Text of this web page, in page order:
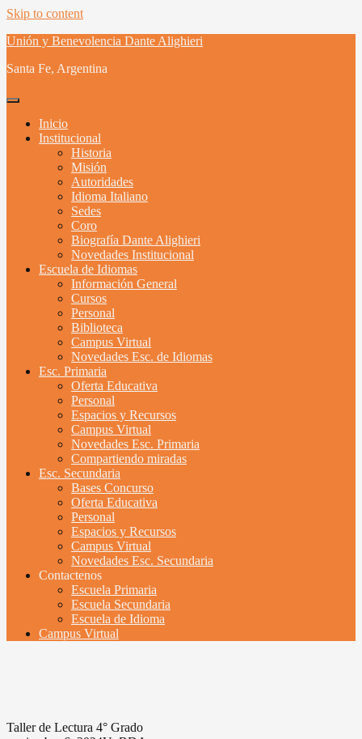
Skip to content
Unión y Benevolencia Dante Alighieri
Santa Fe, Argentina
Inicio
Institucional
Historia
Misión
Autoridades
Idioma Italiano
Sedes
Coro
Biografía Dante Alighieri
Novedades Institucional
Escuela de Idiomas
Información General
Cursos
Personal
Biblioteca
Campus Virtual
Novedades Esc. de Idiomas
Esc. Primaria
Oferta Educativa
Personal
Espacios y Recursos
Campus Virtual
Novedades Esc. Primaria
Compartiendo miradas
Esc. Secundaria
Bases Concurso
Oferta Educativa
Personal
Espacios y Recursos
Campus Virtual
Novedades Esc. Secundaria
Contactenos
Escuela Primaria
Escuela Secundaria
Escuela de Idioma
Campus Virtual
Taller de Lectura 4° Grado